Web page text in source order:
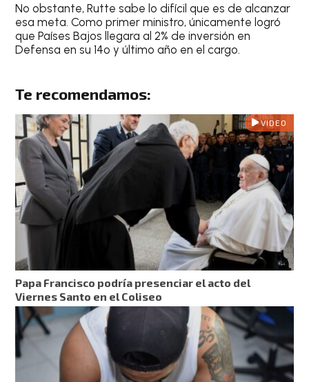
No obstante, Rutte sabe lo difícil que es de alcanzar
esa meta. Como primer ministro, únicamente logró
que Países Bajos llegara al 2% de inversión en
Defensa en su 14º y último año en el cargo.
Te recomendamos:
VIDEO
Papa Francisco podría presenciar el acto del
Viernes Santo en el Coliseo